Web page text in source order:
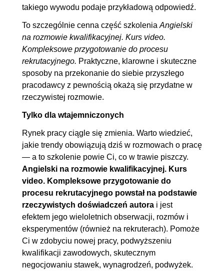
takiego wywodu podaje przykładową odpowiedź.
To szczególnie cenna część szkolenia Angielski
na rozmowie kwalifikacyjnej. Kurs video.
Kompleksowe przygotowanie do procesu
rekrutacyjnego. Praktyczne, klarowne i skuteczne
sposoby na przekonanie do siebie przyszłego
pracodawcy z pewnością okażą się przydatne w
rzeczywistej rozmowie.
Tylko dla wtajemniczonych
Rynek pracy ciągle się zmienia. Warto wiedzieć,
jakie trendy obowiązują dziś w rozmowach o pracę
— a to szkolenie powie Ci, co w trawie piszczy.
Angielski na rozmowie kwalifikacyjnej. Kurs
video. Kompleksowe przygotowanie do
procesu rekrutacyjnego powstał na podstawie
rzeczywistych doświadczeń autora i jest
efektem jego wieloletnich obserwacji, rozmów i
eksperymentów (również na rekruterach). Pomoże
Ci w zdobyciu nowej pracy, podwyższeniu
kwalifikacji zawodowych, skutecznym
negocjowaniu stawek, wynagrodzeń, podwyżek.